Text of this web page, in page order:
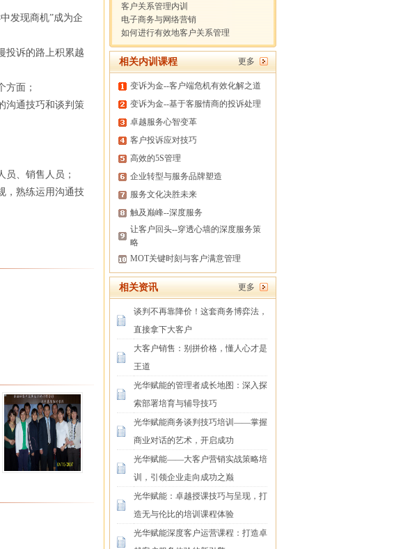
发现商机”成为企
投诉的路上积累越
方面；
沟通技巧和谈判策
、销售人员；
，熟练运用沟通技
客户关系管理内训
电子商务与网络营销
如何进行有效地客户关系管理
相关内训课程 更多
变诉为金--客户端危机有效化解之道
变诉为金--基于客服情商的投诉处理
卓越服务心智变革
客户投诉应对技巧
高效的5S管理
企业转型与服务品牌塑造
服务文化决胜未来
触及巅峰--深度服务
让客户回头--穿透心墙的深度服务策
略
MOT关键时刻与客户满意管理
相关资讯 更多
谈判不再靠降价！这套商务博弈法，
直接拿下大客户
大客户销售：别拼价格，懂人心才是
王道
光华赋能的管理者成长地图：深入探
索部署培育与辅导技巧
光华赋能商务谈判技巧培训——掌握
商业对话的艺术，开启成功
光华赋能——大客户营销实战策略培
训，引领企业走向成功之巅
光华赋能：卓越授课技巧与呈现，打
造无与伦比的培训课程体验
光华赋能深度客户运营课程：打造卓